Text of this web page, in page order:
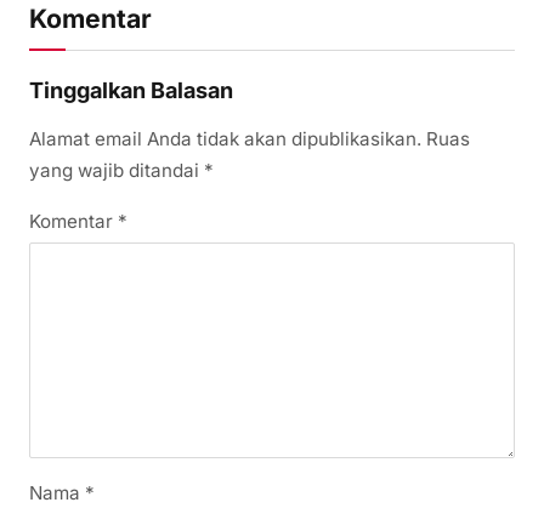
Komentar
Tinggalkan Balasan
Alamat email Anda tidak akan dipublikasikan. Ruas
yang wajib ditandai *
Komentar *
Nama *